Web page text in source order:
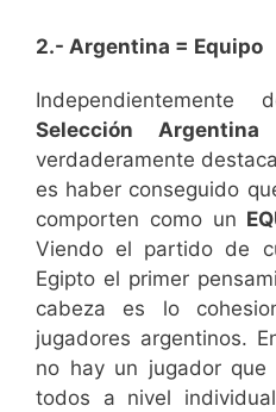
2.- Argentina = Equipo
Selección Argentina
verdaderamente
es haber conseguido
comporten como un
Viendo el partido de
Egipto el primer
cabeza es lo
jugadores argentinos.
no hay un jugador
todos a nivel